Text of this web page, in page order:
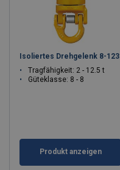
Isoliertes Drehgelenk 8-123
Tragfähigkeit: 2 - 12.5 t
Güteklasse: 8 - 8
Produkt anzeigen